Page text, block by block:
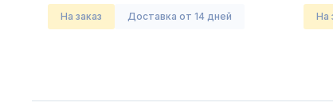
На заказ Доставка от 14 дней